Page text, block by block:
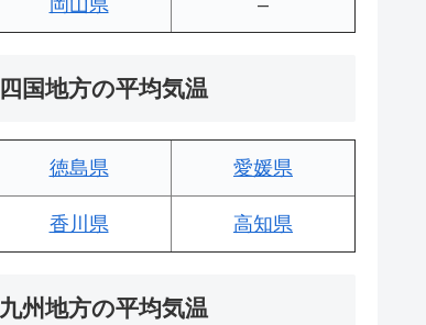
岡山県 –
四国地方の平均気温
徳島県 愛媛県
香川県 高知県
九州地方の平均気温